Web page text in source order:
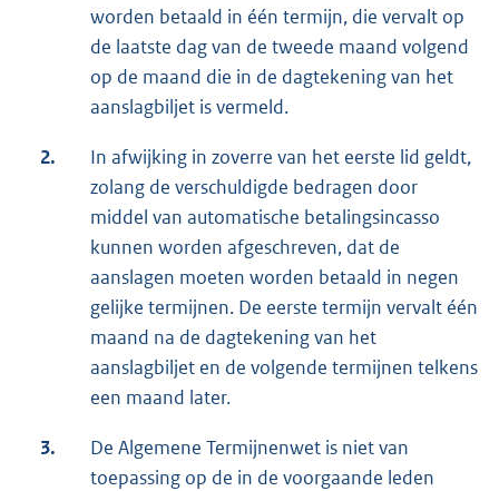
worden betaald in één termijn, die vervalt op
de laatste dag van de tweede maand volgend
op de maand die in de dagtekening van het
aanslagbiljet is vermeld.
2.
In afwijking in zoverre van het eerste lid geldt,
zolang de verschuldigde bedragen door
middel van automatische betalingsincasso
kunnen worden afgeschreven, dat de
aanslagen moeten worden betaald in negen
gelijke termijnen. De eerste termijn vervalt één
maand na de dagtekening van het
aanslagbiljet en de volgende termijnen telkens
een maand later.
3.
De Algemene Termijnenwet is niet van
toepassing op de in de voorgaande leden